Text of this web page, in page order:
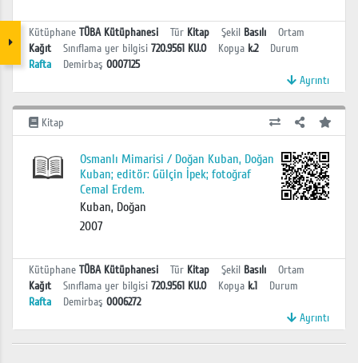
Kütüphane TÜBA Kütüphanesi Tür Kitap Şekil Basılı
Ortam
Kağıt
Sınıflama yer bilgisi 720.9561 KU.O Kopya k.2
Durum
Rafta
Demirbaş 0007125
Ayrıntı
Kitap
Osmanlı Mimarisi / Doğan Kuban, Doğan
Kuban; editör: Gülçin İpek; fotoğraf
Cemal Erdem.
Kuban, Doğan
2007
Kütüphane TÜBA Kütüphanesi Tür Kitap Şekil Basılı
Ortam
Kağıt
Sınıflama yer bilgisi 720.9561 KU.O Kopya k.1
Durum
Rafta
Demirbaş 0006272
Ayrıntı